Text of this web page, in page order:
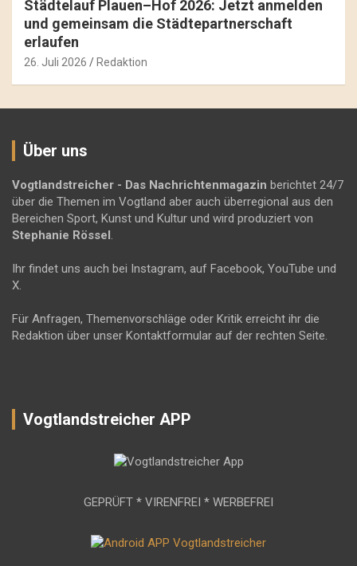
Städtelauf Plauen–Hof 2026: Jetzt anmelden
und gemeinsam die Städtepartnerschaft
erlaufen
26. Juli 2026 Redaktion
Über uns
Vogtlandstreicher - Das Nachrichtenmagazin berichtet 24/7
über die Themen im Vogtland aber auch überregional aus den
Bereichen Sport, Kunst und Kultur und wird produziert von
Stephanie Rössel.
Ihr findet uns auch bei Instagram, auf Facebook, YouTube und
X.
Für Anfragen, Themenvorschläge oder Kritik erreicht ihr die
Redaktion über unser Kontaktformular auf der rechten Seite.
Vogtlandstreicher APP
GEPRÜFT * VIRENFREI * WERBEFREI